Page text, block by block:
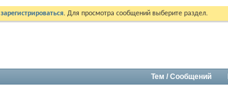
зарегистрироваться. Для просмотра сообщений выберите раздел.
Тем / Сообщений